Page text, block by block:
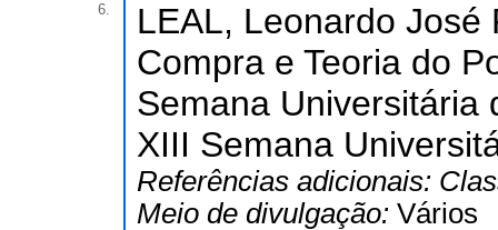
6.
LEAL, Leonardo José
Compra e Teoria do
Semana Universitária
XIII Semana
Referências adicionais:
Meio de divulgação: Vários